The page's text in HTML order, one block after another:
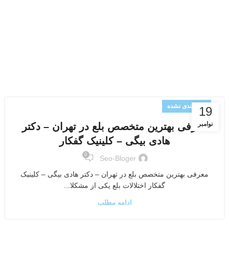
19
نوامبر
دسته‌بندی نشده
معرفی بهترین متخصص بلع در تهران – دکتر
هادی بیگی – کلینیک گفکار
Seo-Bloger
0
معرفی بهترین متخصص بلع در تهران – دکتر هادی بیگی – کلینیک
گفکار اختلالات بلع یکی از مشکلا...
ادامه مطلب